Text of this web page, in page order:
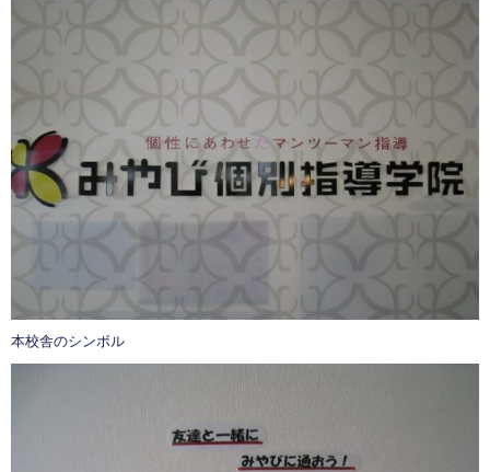
本校舎のシンボル